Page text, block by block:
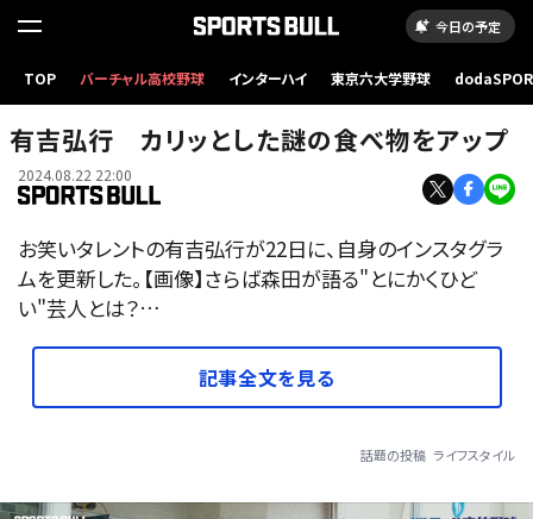
今日の予定
TOP バーチャル高校野球 インターハイ 東京六大学野球
有吉弘行 カリッとした謎の食べ物をアップ
2024.08.22 22:00
お笑いタレントの有吉弘行が22日に、自身のインスタグラ
ムを更新した。【画像】さらば森田が語る"とにかくひど
い"芸人とは？…
記事全文を見る
話題の投稿 ライフスタイル